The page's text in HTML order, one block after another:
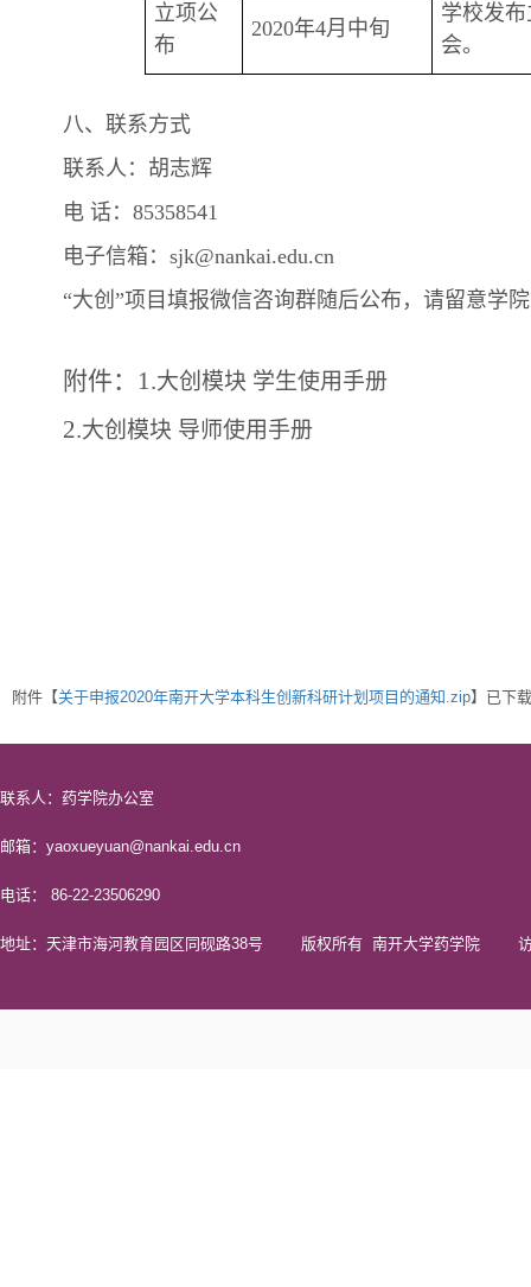
立项公
布
2020年4月中旬
学校发
会。
八、联系方式
联系人：胡志辉
电 话：85358541
电子信箱：sjk@nankai.edu.cn
“大创”项目填报微信咨询群随后公布，请留意学
附件：1.大创模块 学生使用手册
2.大创模块 导师使用手册
附件【关于申报2020年南开大学本科生创新科研计划项目的通知.zip】已下载
联系人：药学院办公室
邮箱：yaoxueyuan@nankai.edu.cn
电话： 86-22-23506290
地址：天津市海河教育园区同砚路38号 版权所有 南开大学药学院 访